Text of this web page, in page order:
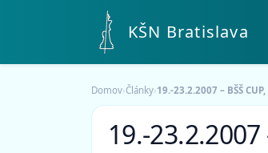
KŠN Bratislava
Domov›Články›19.-23.2.2007 – BŠŠ
19.-